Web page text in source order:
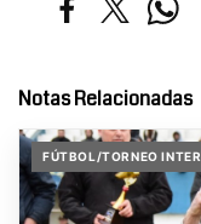
Notas Relacionadas
FÚTBOL/TORNEO